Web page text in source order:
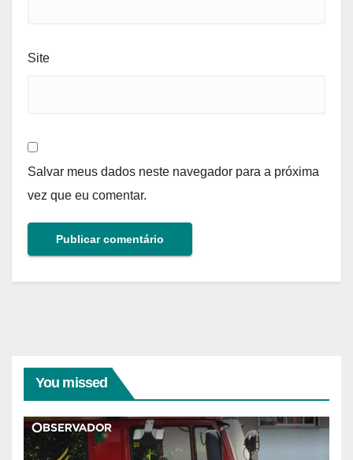
Site
Salvar meus dados neste navegador para a próxima
vez que eu comentar.
You missed